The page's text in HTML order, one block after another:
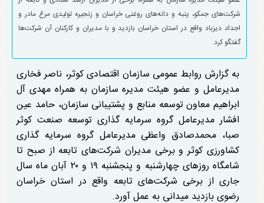
شرکت‌های جمکو، پنبه و دانه‌های روغنی خراسان و زنجیره تولیدی مرغ مادر و
اجداد دیزباد واقع در استان خراسان بازدید و با مدیران و کارکنان آن شرکت‌ها
گفتگو کرد.
به گزارش روابط عمومی سازمان اقتصادی کوثر، ناصر فخاری
مدیرعامل و عضو هیئت مدیره سازمان به همراه مهدی آل
ابراهیم معاون توسعه منابع و پشتیبانی سازمان، حامد عین
افشار مدیرعامل گروه سرمایه گذاری توسعه صنعت کوثر
صبا، محمدصادق واعظی مدیرعامل گروه سرمایه گذاری
کشاورزی کوثر و برخی مدیران شرکت‌های تابعه از صبح تا
شامگاه روز‌های چهارشنبه و پنجشنبه ۱۹ و ۲۰ آبان ماه سال
جاری از برخی شرکت‌های تابعه واقع در استان خراسان
رضوی بازدید میدانی به عمل آورد.